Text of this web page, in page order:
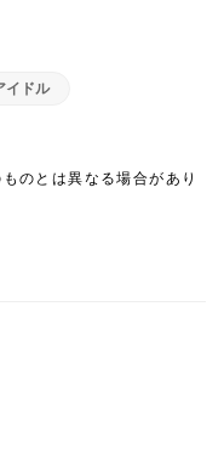
イドル
のとは異なる場合があり